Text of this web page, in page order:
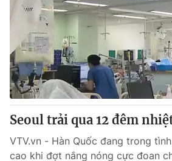
Theo dõi báo trên
Cơ quan chủ quản:Đài Truyền hình Việt
Cơ quan báo chí: Thời báo VTV
Giấy phép hoạt động báo in và báo điện
cấp ngày 29/12/2023
Tổng Biên tập: Vũ Thanh Thủy
Phó Tổng Biên tập:Nguyễn Thị Mỹ
Nguyễn Trọng Ninh
Seoul trải qua 12 đêm
VTV.vn - Hàn Quốc đang trong
cao khi đợt nắng nóng cực đoan